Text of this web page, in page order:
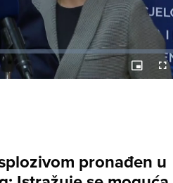
Picture-
in-
pronađen u